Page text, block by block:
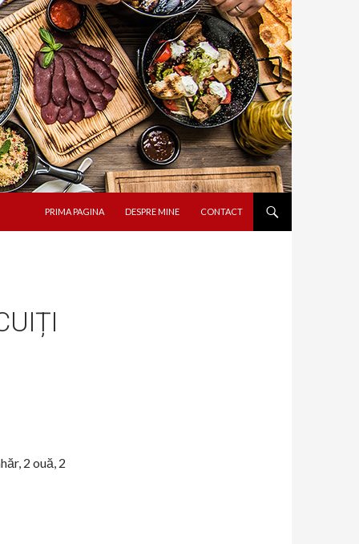
PRIMA PAGINA
DESPRE MINE CONTACT
2 ouă, 2